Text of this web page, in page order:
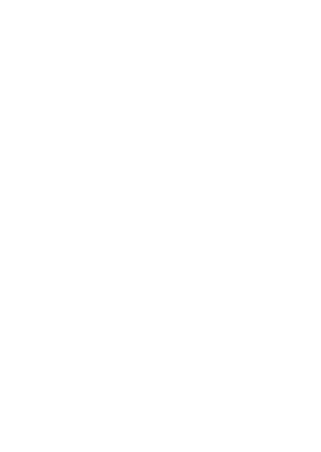
„Standardów ochrony
w Starostwie Powiatowym w